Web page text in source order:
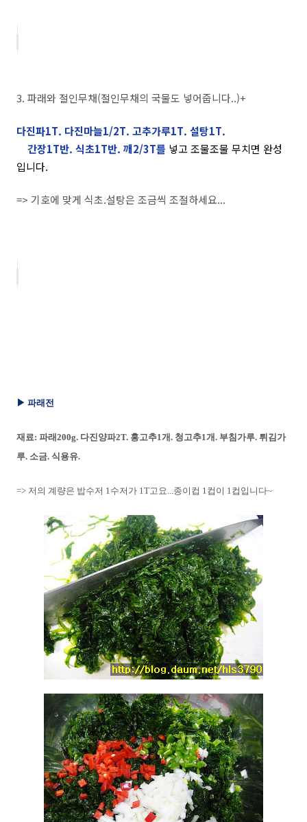
3. 파래와 절인무채(절인무채의 국물도 넣어줍니다..)+
다진파1T. 다진마늘1/2T. 고추가루1T. 설탕1T.
간장1T반. 식초1T반. 깨2/3T를 넣고 조물조물 무치면 완성
입니다.
=> 기호에 맞게 식초.설탕은 조금씩 조절하세요...
▶ 파래전
재료: 파래200g. 다진양파2T. 홍고추1개. 청고추1개. 부침가루. 튀김가
루. 소금. 식용유.
=> 저의 계량은 밥수저 1수저가 1T고요...종이컵 1컵이 1컵입니다~